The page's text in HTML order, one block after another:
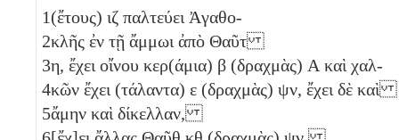
1(ἔτους) ιζ παλτεύει Ἀγαθο-
2κλῆς ἐν τῇ ἄμμωι ἀπὸ Θαῦτ
3η, ἔχει οἴνου κερ(άμια) β (δραχμὰς) Α καὶ χαλ-
4κῶν ἔχει (τάλαντα) ε (δραχμὰς) ψν, ἔχει δὲ καὶ
5ἄμην καὶ δίκελλαν,